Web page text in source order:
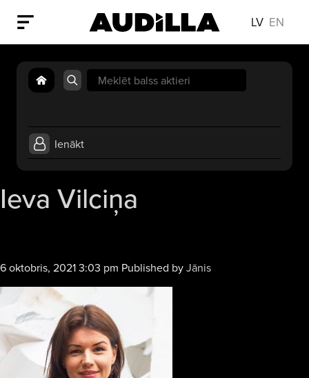
LV EN
Search
for:
Ienākt
Ieva Vilciņa
6 oktobris, 2021 3:03 pm Published byJānis